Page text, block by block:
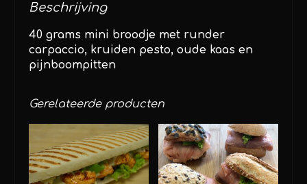
Beschrijving
40 grams mini broodje met runder
carpaccio, kruiden pesto, oude kaas en
pijnboompitten
Gerelateerde producten